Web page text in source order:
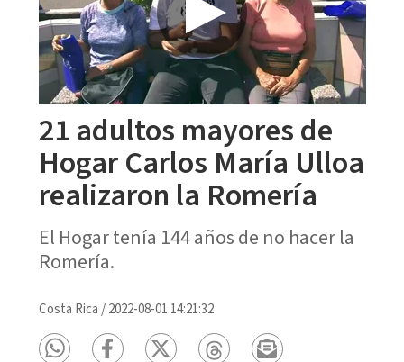
21 adultos mayores de
Hogar Carlos María Ulloa
realizaron la Romería
El Hogar tenía 144 años de no hacer la
Romería.
Costa Rica /2022-08-01 14:21:32